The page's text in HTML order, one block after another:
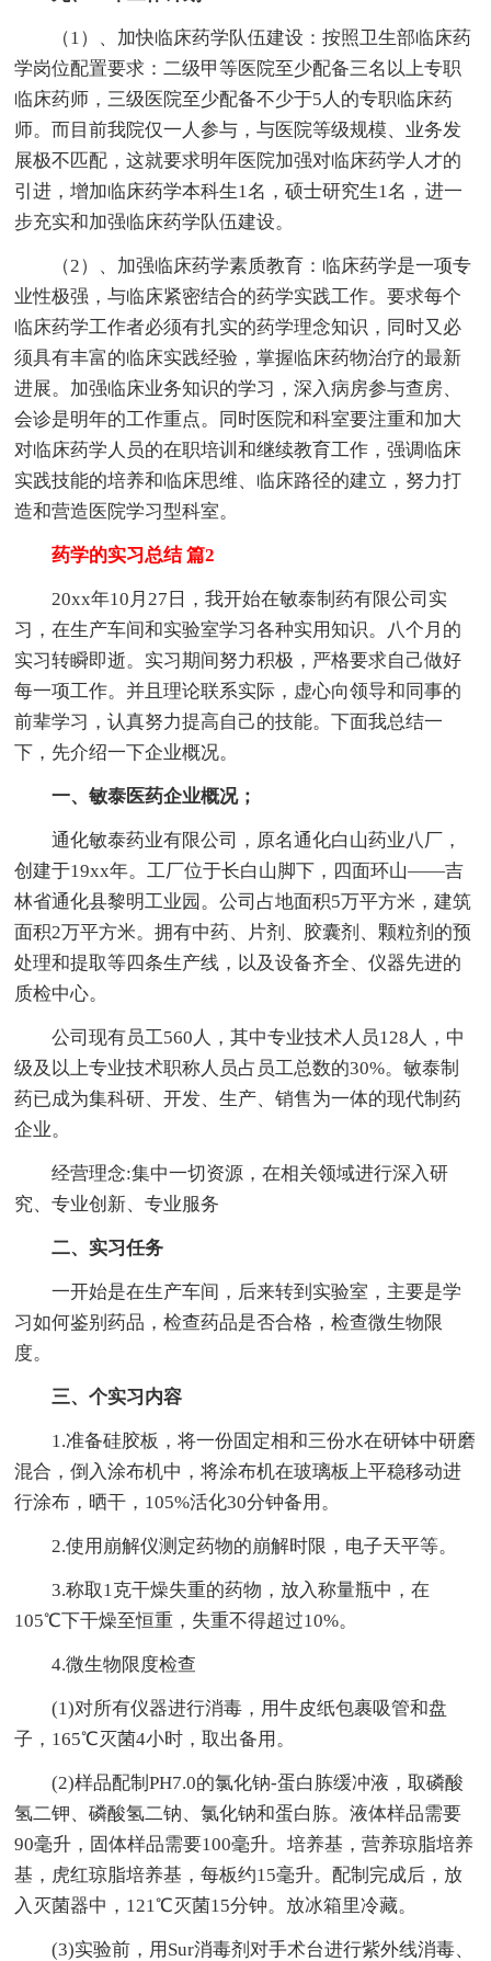
（1）、加快临床药学队伍建设：按照卫生部临床药
学岗位配置要求：二级甲等医院至少配备三名以上专职
临床药师，三级医院至少配备不少于5人的专职临床药
师。而目前我院仅一人参与，与医院等级规模、业务发
展极不匹配，这就要求明年医院加强对临床药学人才的
引进，增加临床药学本科生1名，硕士研究生1名，进一
步充实和加强临床药学队伍建设。
（2）、加强临床药学素质教育：临床药学是一项专
业性极强，与临床紧密结合的药学实践工作。要求每个
临床药学工作者必须有扎实的药学理念知识，同时又必
须具有丰富的临床实践经验，掌握临床药物治疗的最新
进展。加强临床业务知识的学习，深入病房参与查房、
会诊是明年的工作重点。同时医院和科室要注重和加大
对临床药学人员的在职培训和继续教育工作，强调临床
实践技能的培养和临床思维、临床路径的建立，努力打
造和营造医院学习型科室。
药学的实习总结 篇2
20xx年10月27日，我开始在敏泰制药有限公司实
习，在生产车间和实验室学习各种实用知识。八个月的
实习转瞬即逝。实习期间努力积极，严格要求自己做好
每一项工作。并且理论联系实际，虚心向领导和同事的
前辈学习，认真努力提高自己的技能。下面我总结一
下，先介绍一下企业概况。
一、敏泰医药企业概况；
通化敏泰药业有限公司，原名通化白山药业八厂，
创建于19xx年。工厂位于长白山脚下，四面环山——吉
林省通化县黎明工业园。公司占地面积5万平方米，建筑
面积2万平方米。拥有中药、片剂、胶囊剂、颗粒剂的预
处理和提取等四条生产线，以及设备齐全、仪器先进的
质检中心。
公司现有员工560人，其中专业技术人员128人，中
级及以上专业技术职称人员占员工总数的30%。敏泰制
药已成为集科研、开发、生产、销售为一体的现代制药
企业。
经营理念:集中一切资源，在相关领域进行深入研
究、专业创新、专业服务
二、实习任务
一开始是在生产车间，后来转到实验室，主要是学
习如何鉴别药品，检查药品是否合格，检查微生物限
度。
三、个实习内容
1.准备硅胶板，将一份固定相和三份水在研钵中研磨
混合，倒入涂布机中，将涂布机在玻璃板上平稳移动进
行涂布，晒干，105%活化30分钟备用。
2.使用崩解仪测定药物的崩解时限，电子天平等。
3.称取1克干燥失重的药物，放入称量瓶中，在
105℃下干燥至恒重，失重不得超过10%。
4.微生物限度检查
(1)对所有仪器进行消毒，用牛皮纸包裹吸管和盘
子，165℃灭菌4小时，取出备用。
(2)样品配制PH7.0的氯化钠-蛋白胨缓冲液，取磷酸
氢二钾、磷酸氢二钠、氯化钠和蛋白胨。液体样品需要
90毫升，固体样品需要100毫升。培养基，营养琼脂培养
基，虎红琼脂培养基，每板约15毫升。配制完成后，放
入灭菌器中，121℃灭菌15分钟。放冰箱里冷藏。
(3)实验前，用Sur消毒剂对手术台进行紫外线消毒、